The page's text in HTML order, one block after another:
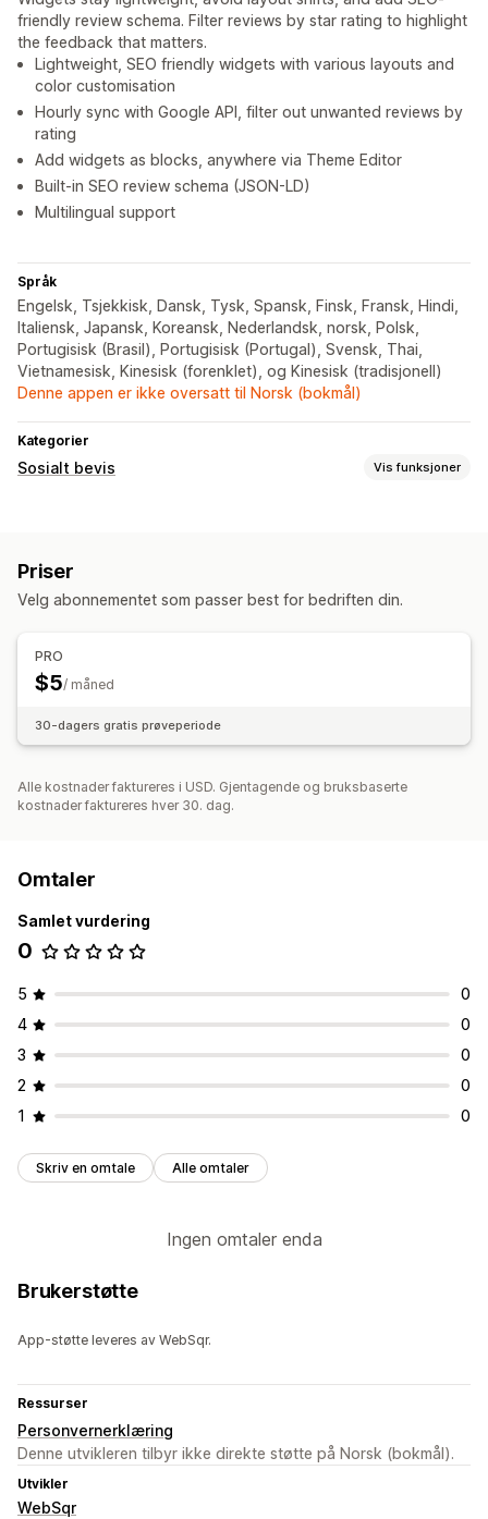
friendly review schema. Filter reviews by star rating to highlight
the feedback that matters.
Lightweight, SEO friendly widgets with various layouts and
color customisation
Hourly sync with Google API, filter out unwanted reviews by
rating
Add widgets as blocks, anywhere via Theme Editor
Built-in SEO review schema (JSON-LD)
Multilingual support
Språk
Engelsk, Tsjekkisk, Dansk, Tysk, Spansk, Finsk, Fransk, Hindi,
Italiensk, Japansk, Koreansk, Nederlandsk, norsk, Polsk,
Portugisisk (Brasil), Portugisisk (Portugal), Svensk, Thai,
Vietnamesisk, Kinesisk (forenklet), og Kinesisk (tradisjonell)
Denne appen er ikke oversatt til Norsk (bokmål)
Kategorier
Sosialt bevis Vis funksjoner
Priser
Velg abonnementet som passer best for bedriften din.
PRO
$5/ måned
30-dagers gratis prøveperiode
Alle kostnader faktureres i USD. Gjentagende og bruksbaserte
kostnader faktureres hver 30. dag.
Omtaler
Samlet vurdering
0
5
0
4
0
3
0
2
0
1
0
Skriv en omtale Alle omtaler
Ingen omtaler enda
Brukerstøtte
App-støtte leveres av WebSqr.
Ressurser
Personvernerklæring
Denne utvikleren tilbyr ikke direkte støtte på Norsk (bokmål).
Utvikler
WebSqr